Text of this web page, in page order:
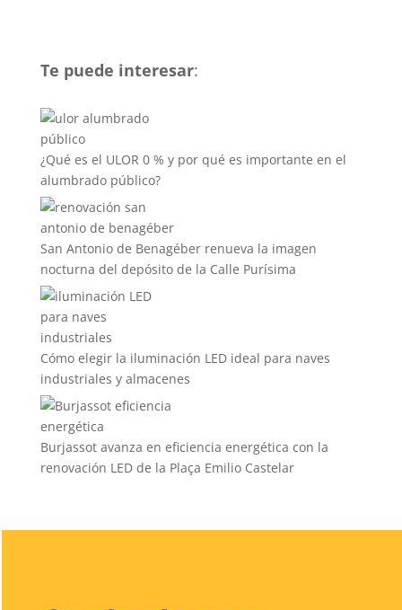
Te puede interesar:
¿Qué es el ULOR 0 % y por qué es importante en el
alumbrado público?
San Antonio de Benagéber renueva la imagen
nocturna del depósito de la Calle Purísima
Cómo elegir la iluminación LED ideal para naves
industriales y almacenes
Burjassot avanza en eficiencia energética con la
renovación LED de la Plaça Emilio Castelar